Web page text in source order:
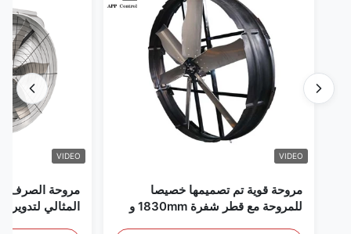
VIDEO
مروحة قوية تم تصميمها خصيصا
للمروحة مع قطر شفرة 1830mm و
VIDEO
مروحة الصرف
المثالي لتدوير